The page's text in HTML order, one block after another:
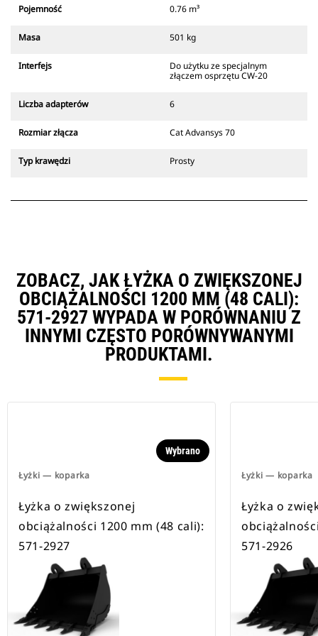
zasięgu wzroku operatora.
Cat są zgodne z gąsienicowymi
koparkami kołowymi. Dostępne są
kopania rowów.
specjalnych złączy CW
szybkozłączy. Specjalne złącza CW
mocowania osprzętu.
Pojemność 0.76 m³
Masa 501 kg
Interfejs
Do użytku ze specjalnym
złączem osprzętu CW-20
Liczba adapterów 6
Rozmiar złącza Cat Advansys 70
Typ krawędzi Prosty
ZOBACZ, JAK ŁYŻKA O ZWIĘKSZONEJ
OBCIĄŻALNOŚCI 1200 MM (48 CALI):
571-2927 WYPADA W PORÓWNANIU Z
INNYMI CZĘSTO PORÓWNYWANYMI
PRODUKTAMI.
Łyżki — koparka
Wybrano
Łyżka o zwiększonej
obciążalności 1200 mm (48 cali):
571-2927
Łyżki — koparka
Łyżka o
571-2926